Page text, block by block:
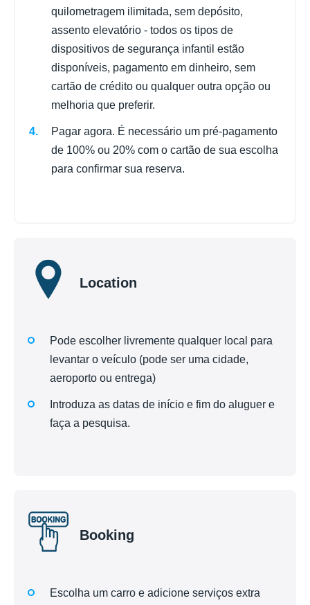
quilometragem ilimitada, sem depósito,
assento elevatório - todos os tipos de
dispositivos de segurança infantil estão
disponíveis, pagamento em dinheiro, sem
cartão de crédito ou qualquer outra opção ou
melhoria que preferir.
Pagar agora. É necessário um pré-pagamento
de 100% ou 20% com o cartão de sua escolha
para confirmar sua reserva.
Location
Pode escolher livremente qualquer local para
levantar o veículo (pode ser uma cidade,
aeroporto ou entrega)
Introduza as datas de início e fim do aluguer e
faça a pesquisa.
Booking
Escolha um carro e adicione serviços extra